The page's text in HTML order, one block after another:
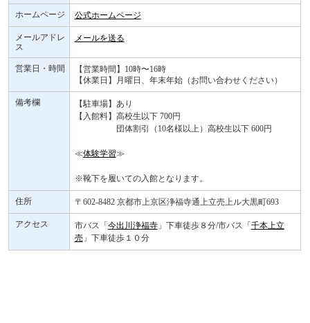
ホームページ 公式ホームページ
メールアドレ
ス
メールを送る
営業日・時間
【営業時間】10時〜16時
【休業日】月曜日、年末年始（お問い合わせください）
備考欄
【駐車場】あり
【入館料】高校生以下 700円
団体割引（10名様以上）高校生以下 600円
≪体験学習≫
※靴下を履いての入館となります。
住所 〒602-8482 京都市上京区浄福寺通上立売上ル大黒町693
アクセス 市バス「 今出川浄福寺」下車徒歩８分/市バス「 千本上立
売」下車徒歩１０分